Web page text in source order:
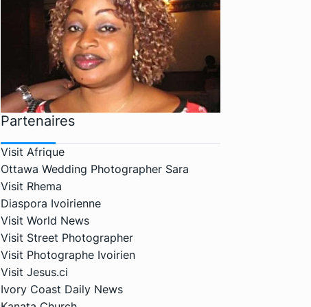
Partenaires
Visit Afrique
Ottawa Wedding Photographer Sara
Visit Rhema
Diaspora Ivoirienne
Visit World News
Visit Street Photographer
Visit Photographe Ivoirien
Visit Jesus.ci
Ivory Coast Daily News